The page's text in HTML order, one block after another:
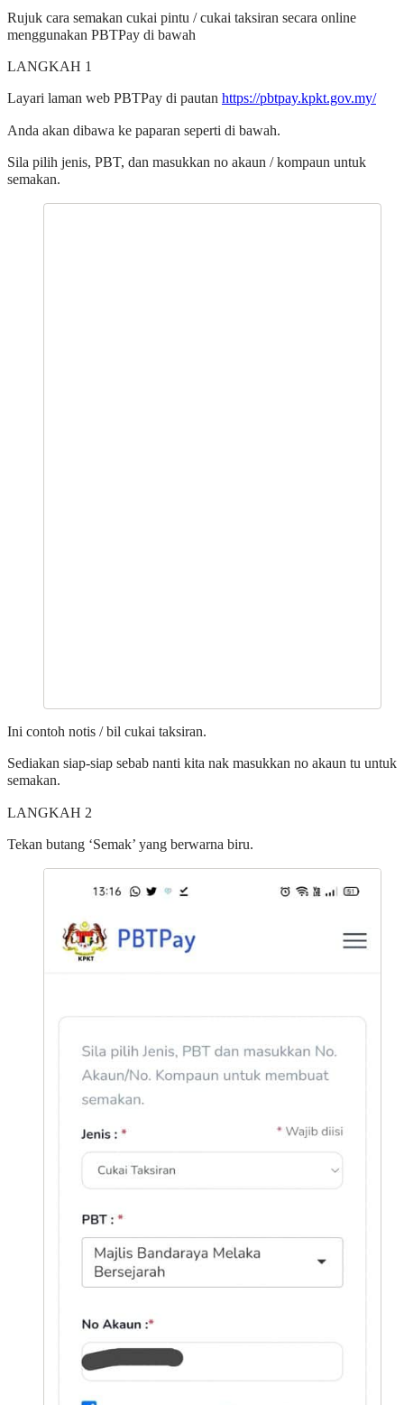
Rujuk cara semakan cukai pintu / cukai taksiran secara online
menggunakan PBTPay di bawah
LANGKAH 1
Layari laman web PBTPay di pautan https://pbtpay.kpkt.gov.my/
Anda akan dibawa ke paparan seperti di bawah.
Sila pilih jenis, PBT, dan masukkan no akaun / kompaun untuk
semakan.
Ini contoh notis / bil cukai taksiran.
Sediakan siap-siap sebab nanti kita nak masukkan no akaun tu untuk
semakan.
LANGKAH 2
Tekan butang ‘Semak’ yang berwarna biru.